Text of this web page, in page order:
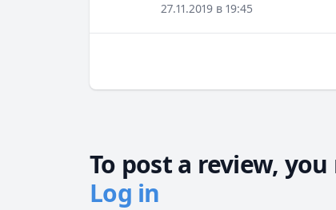
27.11.2019 в 19:45
To post a review,
Log in